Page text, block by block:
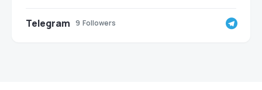
Telegram 9 Followers